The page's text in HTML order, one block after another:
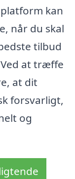
kan
når du skal
tilbud
at træffe
at dit
forsvarligt,
og